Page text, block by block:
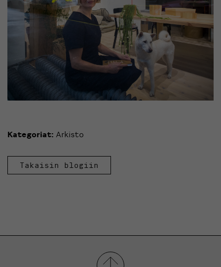
Kategoriat: Arkisto
Takaisin blogiin